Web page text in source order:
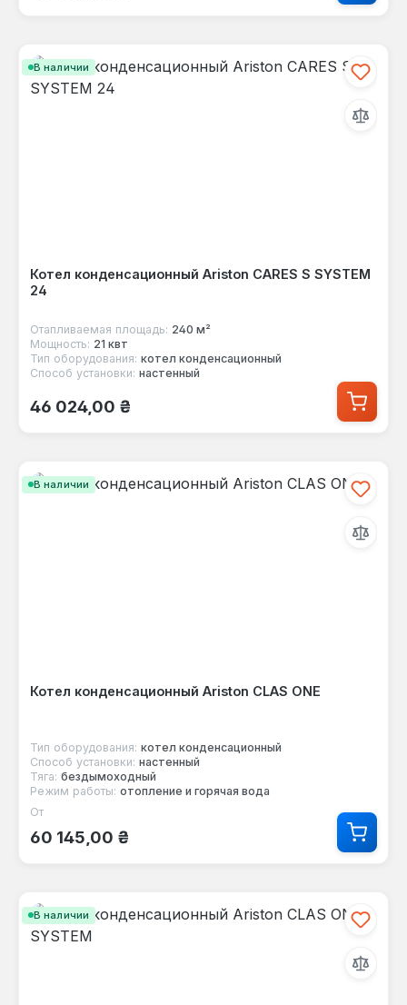
В наличии
Котел конденсационный Ariston CARES S SYSTEM
24
Отапливаемая площадь: 240 м²
Мощность: 21 квт
Тип оборудования: котел конденсационный
Способ установки: настенный
Обычная цена:
46 024,00 ₴
В наличии
Котел конденсационный Ariston CLAS ONE
Тип оборудования: котел конденсационный
Способ установки: настенный
Тяга: бездымоходный
Режим работы: отопление и горячая вода
Обычная цена:
От
60 145,00 ₴
В наличии